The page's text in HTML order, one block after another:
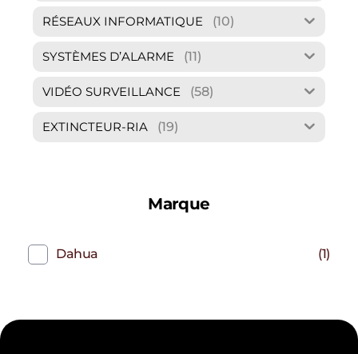
RÉSEAUX INFORMATIQUE (10)
SYSTÈMES D’ALARME (11)
VIDÉO SURVEILLANCE (58)
EXTINCTEUR-RIA (19)
Marque
Dahua (1)